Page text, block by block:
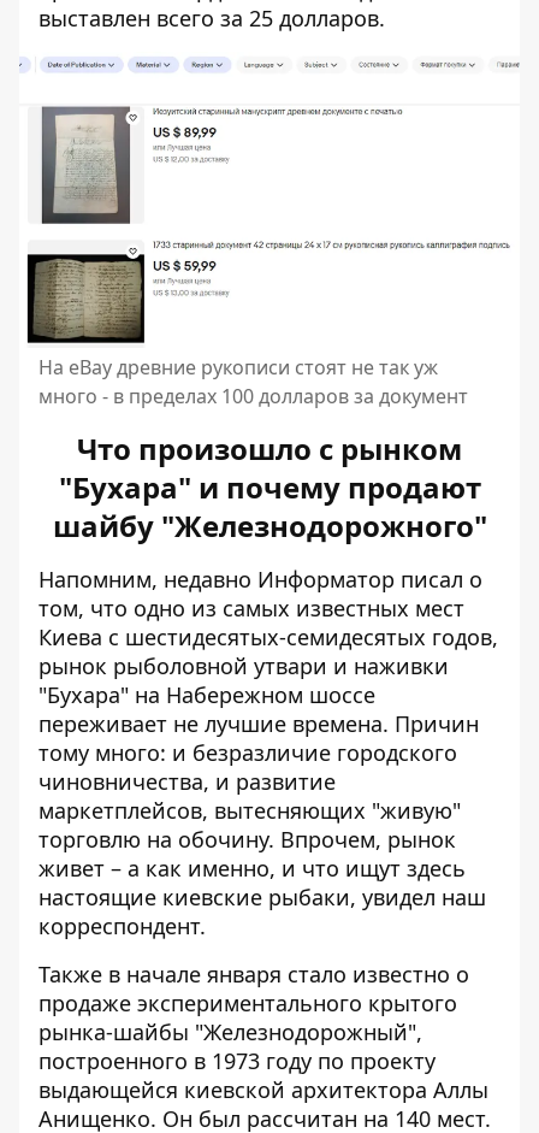
выставлен всего за 25 долларов.
На eBay древние рукописи стоят не так уж
много - в пределах 100 долларов за документ
Что произошло с рынком
"Бухара" и почему продают
шайбу "Железнодорожного"
Напомним, недавно Информатор писал о
том, что одно из самых известных мест
Киева с шестидесятых-семидесятых годов,
рынок рыболовной утвари и наживки
"Бухара" на Набережном шоссе
переживает не лучшие времена. Причин
тому много: и безразличие городского
чиновничества, и развитие
маркетплейсов, вытесняющих "живую"
торговлю на обочину. Впрочем, рынок
живет – а как именно, и что ищут здесь
настоящие киевские рыбаки, увидел наш
корреспондент.
Также в начале января стало известно о
продаже экспериментального крытого
рынка-шайбы "Железнодорожный",
построенного в 1973 году по проекту
выдающейся киевской архитектора Аллы
Анищенко. Он был рассчитан на 140 мест.